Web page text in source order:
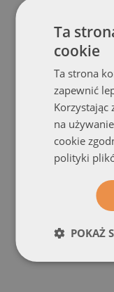
Zdjęcie na
(#och-504817153)
Ta
cookie
Ta strona
zapewnić
Korzystając
na
cookie
polityki
POKAŻ